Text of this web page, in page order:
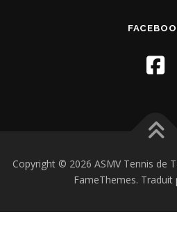
Copyright © 2026 ASMV Tennis de
FameThemes. Traduit